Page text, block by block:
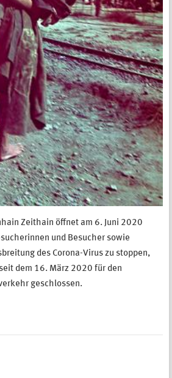
Zeithain öffnet am 6. Juni 2020
und Besucher sowie
des Corona-Virus zu stoppen,
dem 16. März 2020 für den
geschlossen.